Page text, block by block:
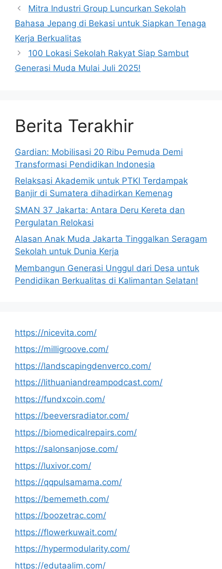
Mitra Industri Group Luncurkan Sekolah
Bahasa Jepang di Bekasi untuk Siapkan Tenaga
Kerja Berkualitas
100 Lokasi Sekolah Rakyat Siap Sambut
Generasi Muda Mulai Juli 2025!
Berita Terakhir
Gardian: Mobilisasi 20 Ribu Pemuda Demi
Transformasi Pendidikan Indonesia
Relaksasi Akademik untuk PTKI Terdampak
Banjir di Sumatera dihadirkan Kemenag
SMAN 37 Jakarta: Antara Deru Kereta dan
Pergulatan Relokasi
Alasan Anak Muda Jakarta Tinggalkan Seragam
Sekolah untuk Dunia Kerja
Membangun Generasi Unggul dari Desa untuk
Pendidikan Berkualitas di Kalimantan Selatan!
https://nicevita.com/
https://milligroove.com/
https://landscapingdenverco.com/
https://lithuaniandreampodcast.com/
https://fundxcoin.com/
https://beeversradiator.com/
https://biomedicalrepairs.com/
https://salonsanjose.com/
https://luxivor.com/
https://qqpulsamama.com/
https://bememeth.com/
https://boozetrac.com/
https://flowerkuwait.com/
https://hypermodularity.com/
https://edutaalim.com/